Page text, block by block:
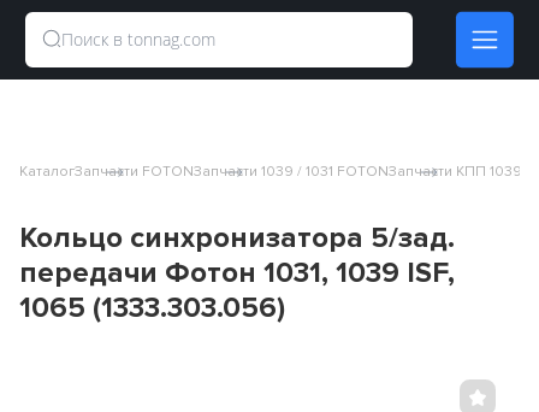
КаталогЗапчасти FOTONЗапчасти 1039 / 1031 FOTONЗапчасти КПП 1039 /
Кольцо синхронизатора 5/зад.
передачи Фотон 1031, 1039 ISF,
1065 (1333.303.056)